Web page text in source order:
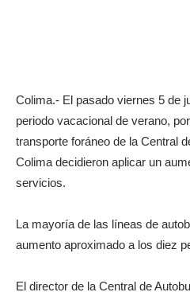
Colima.- El pasado viernes 5 de
periodo vacacional de verano,
transporte foráneo de la Central
Colima decidieron aplicar un
servicios.
La mayoría de las líneas de
aumento aproximado a los diez
El director de la Central de